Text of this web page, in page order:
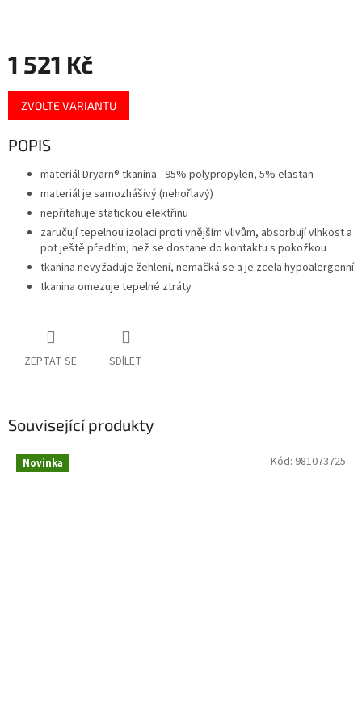
1 521 Kč
Měrná
cena:
ZVOLTE VARIANTU
POPIS
materiál Dryarn® tkanina - 95% polypropylen, 5% elastan
materiál je samozhášivý(nehořlavý)
nepřitahuje statickou elektřinu
zaručují tepelnou izolaci proti vnějším vlivům, absorbují vlhkost a
pot ještě předtím, než se dostane do kontaktu s pokožkou
tkanina nevyžaduje žehlení, nemačká se a je zcela hypoalergenní
tkanina omezuje tepelné ztráty
ZEPTAT SE SDÍLET
Související produkty
Novinka Kód: 981073725